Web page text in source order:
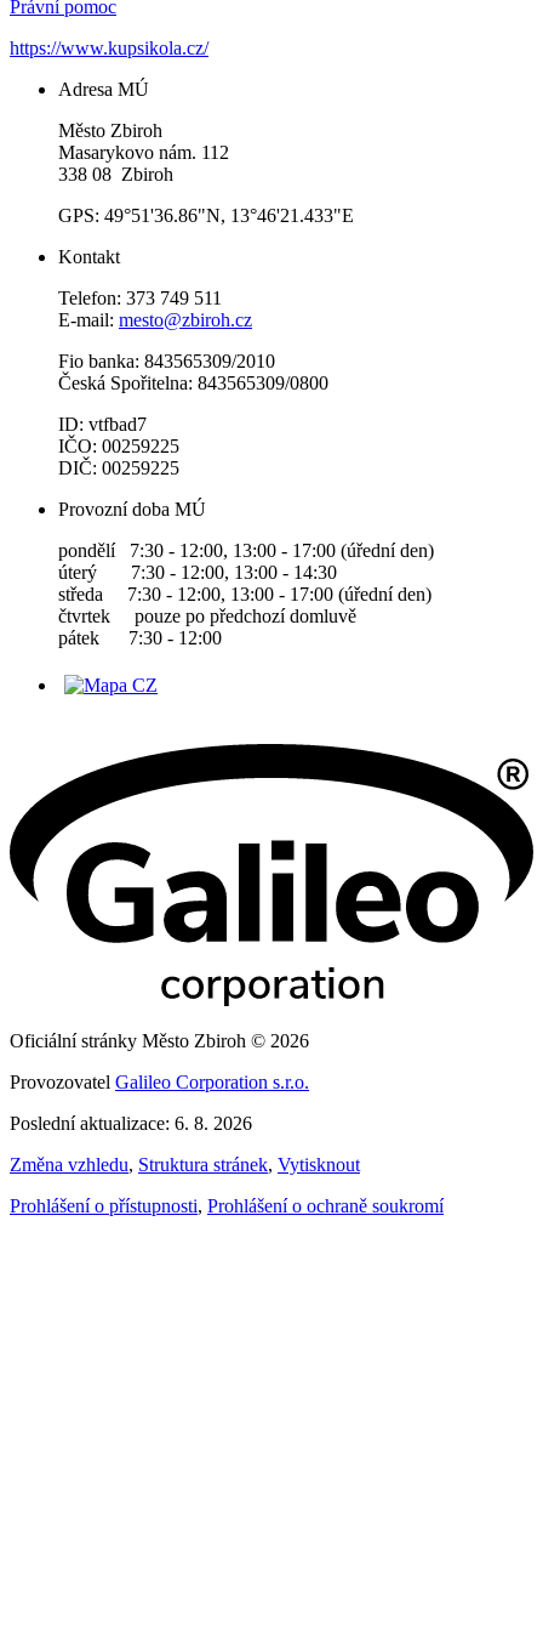
Právní pomoc
https://www.kupsikola.cz/
Adresa MÚ
Město Zbiroh
Masarykovo nám. 112
338 08 Zbiroh
GPS: 49°51'36.86"N, 13°46'21.433"E
Kontakt
Telefon: 373 749 511
E-mail: mesto@zbiroh.cz
Fio banka: 843565309/2010
Česká Spořitelna: 843565309/0800
ID: vtfbad7
IČO: 00259225
DIČ: 00259225
Provozní doba MÚ
pondělí 7:30 - 12:00, 13:00 - 17:00 (úřední den)
úterý 7:30 - 12:00, 13:00 - 14:30
středa 7:30 - 12:00, 13:00 - 17:00 (úřední den)
čtvrtek pouze po předchozí domluvě
pátek 7:30 - 12:00
Oficiální stránky Město Zbiroh © 2026
Provozovatel Galileo Corporation s.r.o.
Poslední aktualizace: 6. 8. 2026
Změna vzhledu, Struktura stránek, Vytisknout
Prohlášení o přístupnosti, Prohlášení o ochraně soukromí